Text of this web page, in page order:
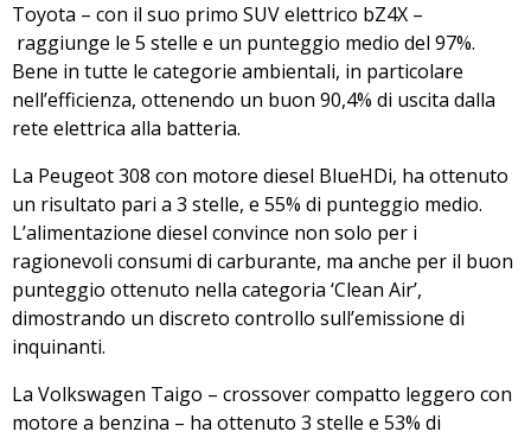
Toyota – con il suo primo SUV elettrico bZ4X –
raggiunge le 5 stelle e un punteggio medio del 97%.
Bene in tutte le categorie ambientali, in particolare
nell’efficienza, ottenendo un buon 90,4% di uscita dalla
rete elettrica alla batteria.
La Peugeot 308 con motore diesel BlueHDi, ha ottenuto
un risultato pari a 3 stelle, e 55% di punteggio medio.
L’alimentazione diesel convince non solo per i
ragionevoli consumi di carburante, ma anche per il buon
punteggio ottenuto nella categoria ‘Clean Air’,
dimostrando un discreto controllo sull’emissione di
inquinanti.
La Volkswagen Taigo – crossover compatto leggero con
motore a benzina – ha ottenuto 3 stelle e 53% di